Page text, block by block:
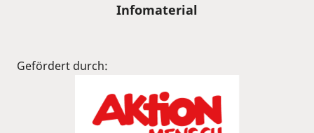
Infomaterial
Gefördert durch: